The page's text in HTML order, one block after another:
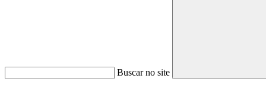
Buscar no site